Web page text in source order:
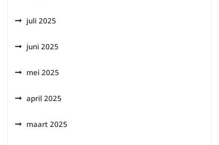
juli 2025
juni 2025
mei 2025
april 2025
maart 2025